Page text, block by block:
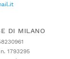
DI MILANO
1793295